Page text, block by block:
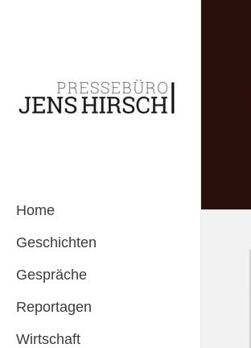
Home
Geschichten
Gespräche
Reportagen
Wirtschaft